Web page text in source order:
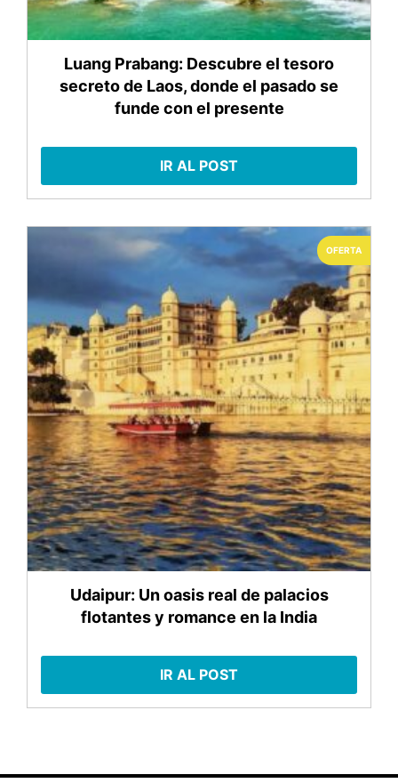
Luang Prabang: Descubre el tesoro
secreto de Laos, donde el pasado se
funde con el presente
IR AL POST
OFERTA
Udaipur: Un oasis real de palacios
flotantes y romance en la India
IR AL POST